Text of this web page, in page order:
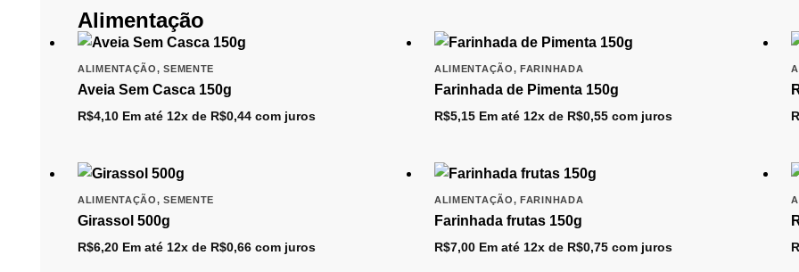
Alimentação
ALIMENTAÇÃO,SEMENTE
Aveia Sem Casca 150g
R$4,10 Em até 12x de R$0,44 com juros
ALIMENTAÇÃO, FARINHADA
Farinhada de Pimenta 150g
R$5,15 Em até 12x de R$0,55com juros
ALIMENTAÇÃO,SEMENTE
Girassol 500g
R$6,20 Em até 12x de R$0,66 com juros
ALIMENTAÇÃO, FARINHADA
Farinhada frutas 150g
R$7,00 Em até 12x de R$0,75com juros